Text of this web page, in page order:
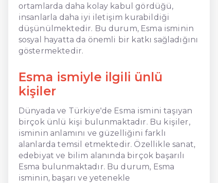
ortamlarda daha kolay kabul gördüğü,
insanlarla daha iyi iletişim kurabildiği
düşünülmektedir. Bu durum, Esma isminin
sosyal hayatta da önemli bir katkı sağladığını
göstermektedir.
Esma ismiyle ilgili ünlü
kişiler
Dünyada ve Türkiye'de Esma ismini taşıyan
birçok ünlü kişi bulunmaktadır. Bu kişiler,
isminin anlamını ve güzelliğini farklı
alanlarda temsil etmektedir. Özellikle sanat,
edebiyat ve bilim alanında birçok başarılı
Esma bulunmaktadır. Bu durum, Esma
isminin, başarı ve yetenekle